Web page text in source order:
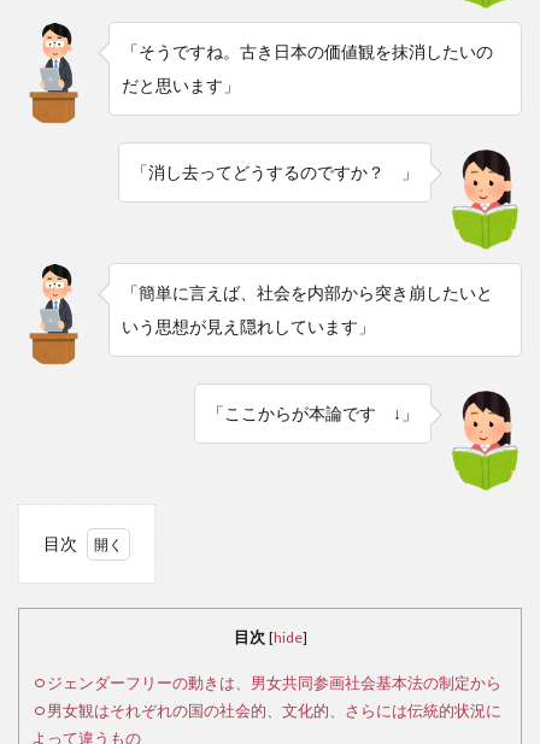
「そうですね。古き日本の価値観を抹消したいの
だと思います」
「消し去ってどうするのですか？ 」
「簡単に言えば、社会を内部から突き崩したいと
いう思想が見え隠れしています」
「ここからが本論です ↓」
目次
フリ
ーの
動き
目次 [hide]
ジェンダーフリーの動きは、男女共同参画社会基本法の制定から
男女観はそれぞれの国の社会的、文化的、さらには伝統的状況に
よって違うもの